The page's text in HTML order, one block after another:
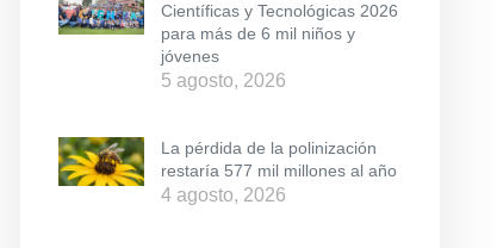
Científicas y Tecnológicas 2026
para más de 6 mil niños y
jóvenes
5 agosto, 2026
La pérdida de la polinización
restaría 577 mil millones al año
4 agosto, 2026